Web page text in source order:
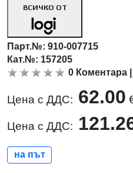
ВСИЧКО ОТ
Парт.№:910-007715
Кат.№: 157205
0 Коментара
Цена с ДДС: 62.00
Цена с ДДС:
на път